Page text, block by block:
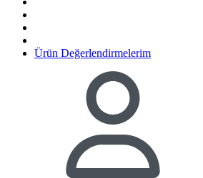
Ürün Değerlendirmelerim